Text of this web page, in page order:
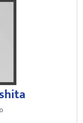
Física pela